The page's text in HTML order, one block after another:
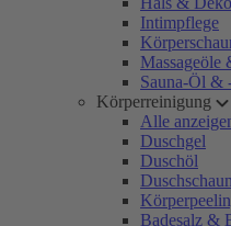
Intimpflege
Massageöle
Sauna-Öl &
Körperreinigung
Alle
Duschgel
Duschöl
Badesalz &